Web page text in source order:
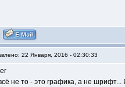
22 Января, 2016 - 02:30:33
не то - это графика, а не